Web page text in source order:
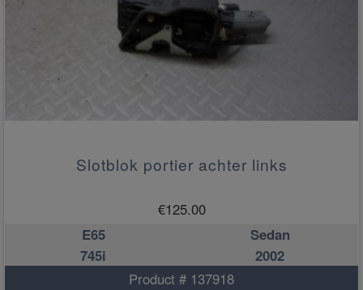
Slotblok portier achter links
€125.00
E65
Sedan
745i
2002
Product # 137918